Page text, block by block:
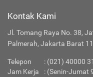
Kontak Kami
Jl. Tomang Raya No. 38,
Palmerah, Jakarta Barat
Telepon : (021) 40000
Jam Kerja
: (Senin-Jumat